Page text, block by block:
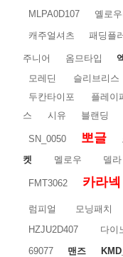
MLPA0D107
옐로
캐주얼셔츠
패딩플
주니어 옴므타입
모레딘
슬리브리스
두칸타이포
플레이
스
시유 블랜딩
SN_0050 뽀글
켓
멜로우 델라
FMT3062 카라넥
럼피얼 모닝패치
HZJU2D407 다이
69077
맨즈